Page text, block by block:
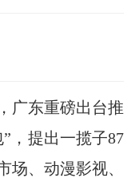
东重磅出台推
，提出一揽子87
场、动漫影视、